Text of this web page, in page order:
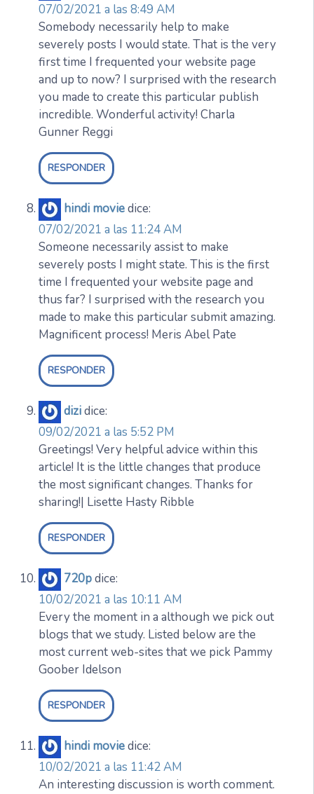
07/02/2021 a las 8:49 AM
Somebody necessarily help to make
severely posts I would state. That is the very
first time I frequented your website page
and up to now? I surprised with the research
you made to create this particular publish
incredible. Wonderful activity! Charla
Gunner Reggi
RESPONDER
hindi moviedice:
07/02/2021 a las 11:24 AM
Someone necessarily assist to make
severely posts I might state. This is the first
time I frequented your website page and
thus far? I surprised with the research you
made to make this particular submit amazing.
Magnificent process! Meris Abel Pate
RESPONDER
dizidice:
09/02/2021 a las 5:52 PM
Greetings! Very helpful advice within this
article! It is the little changes that produce
the most significant changes. Thanks for
sharing!| Lisette Hasty Ribble
RESPONDER
720pdice:
10/02/2021 a las 10:11 AM
Every the moment in a although we pick out
blogs that we study. Listed below are the
most current web-sites that we pick Pammy
Goober Idelson
RESPONDER
hindi moviedice:
10/02/2021 a las 11:42 AM
An interesting discussion is worth comment.